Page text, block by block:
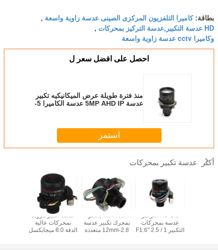
بطاقة:كاميرا التلفزيون المركزى الصينى عدسة زاوية واسعة ,
HD عدسة التكبير,عدسة التركيز بمحركات ,
وكاميرا cctv عدسة زاوية واسعة
احصل على افضل سعر ل
منذ فترة طويلة عرض الميكانيكيه تكبير
عدسة 5MP AHD IP عدسة الكاميرا 5-
استمر
أكثر عدسة تكبير بمحركات
عدسة تكبير مزودة
بمحركات عالية
الدقة 8.0 ميجابكسل
Varifocal يخطو
بمحرك تكبير عدسة
2.8-12mm متعددة
HD DC التركيز
عدسة بمحركات
التكبير 1 / 2.5 "F1.6